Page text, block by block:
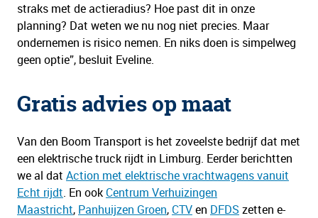
straks met de actieradius? Hoe past dit in onze
planning? Dat weten we nu nog niet precies. Maar
ondernemen is risico nemen. En niks doen is simpelweg
geen optie”, besluit Eveline.
Gratis advies op maat
Van den Boom Transport is het zoveelste bedrijf dat met
een elektrische truck rijdt in Limburg. Eerder berichtten
we al dat Action met elektrische vrachtwagens vanuit
Echt rijdt. En ook Centrum Verhuizingen
Maastricht, Panhuijzen Groen, CTVen DFDS zetten e-